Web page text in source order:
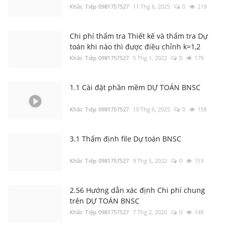
Khắc Tiệp 0981757527 11 Thg 6, 2025 0 219
Chi phí thẩm tra Thiết kế và thẩm tra Dự
toán khi nào thì được điều chỉnh k=1,2
Khắc Tiệp 0981757527 5 Thg 1, 2022 0 179
1.1 Cài đặt phần mềm DỰ TOÁN BNSC
Khắc Tiệp 0981757527 10 Thg 6, 2025 0 158
3.1 Thẩm định file Dự toán BNSC
Khắc Tiệp 0981757527 9 Thg 5, 2022 0 153
2.56 Hướng dẫn xác định Chi phí chung
trên DỰ TOÁN BNSC
Khắc Tiệp 0981757527 7 Thg 2, 2020 0 148